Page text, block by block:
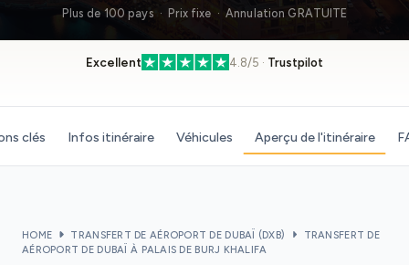
Plus de 100 pays · Prix fixe · Annulation GRATUITE
Excellent 4.8/5 · Trustpilot
clés Infos itinéraire Véhicules Aperçu de l'itinéraire
HOME TRANSFERT DE AÉROPORT DE DUBAÏ (DXB)
TRANSFERT DE
AÉROPORT DE DUBAÏ À PALAIS DE BURJ KHALIFA